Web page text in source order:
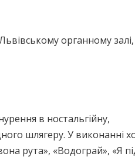
органному залі,
в ностальгійну,
шлягеру. У виконанні
рута», «Водограй», «Я